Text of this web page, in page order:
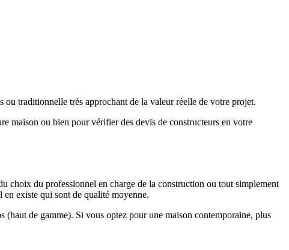
traditionnelle trés approchant de la valeur réelle de votre projet.
maison ou bien pour vérifier des devis de constructeurs en votre
choix du professionnel en charge de la construction ou tout simplement
existe qui sont de qualité moyenne.
de gamme). Si vous optez pour une maison contemporaine, plus